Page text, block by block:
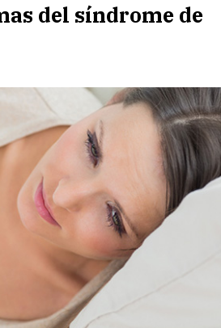
del síndrome de